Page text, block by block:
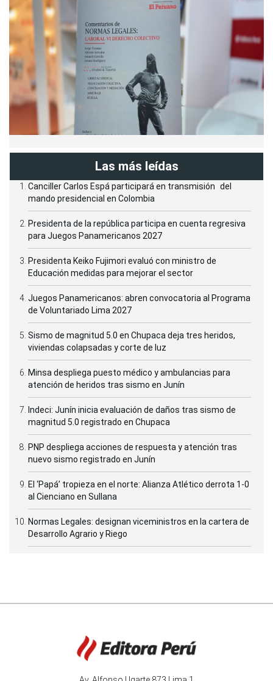
Las más leídas
Canciller Carlos Espá participará en transmisión del
mando presidencial en Colombia
Presidenta de la república participa en cuenta regresiva
para Juegos Panamericanos 2027
Presidenta Keiko Fujimori evaluó con ministro de
Educación medidas para mejorar el sector
Juegos Panamericanos: abren convocatoria al Programa
de Voluntariado Lima 2027
Sismo de magnitud 5.0 en Chupaca deja tres heridos,
viviendas colapsadas y corte de luz
Minsa despliega puesto médico y ambulancias para
atención de heridos tras sismo en Junín
Indeci: Junín inicia evaluación de daños tras sismo de
magnitud 5.0 registrado en Chupaca
PNP despliega acciones de respuesta y atención tras
nuevo sismo registrado en Junín
El ‘Papá’ tropieza en el norte: Alianza Atlético derrota 1-0
al Cienciano en Sullana
Normas Legales: designan viceministros en la cartera de
Desarrollo Agrario y Riego